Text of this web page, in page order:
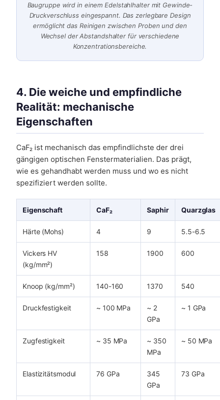
Baugruppe wird in einem Edelstahlhalter mit Gewinde-
Druckverschluss eingespannt. Das zerlegbare Design
ermöglicht das Reinigen zwischen Proben und den
Wechsel der Abstandshalter für verschiedene
Konzentrationsbereiche.
4. Die weiche und empfindliche
Realität: mechanische
Eigenschaften
CaF₂ ist mechanisch das empfindlichste der drei
gängigen optischen Fenstermaterialien. Das prägt,
wie es gehandhabt werden muss und wo es nicht
spezifiziert werden sollte.
Eigenschaft CaF₂ Saphir Quarzglas
Härte (Mohs) 4 9 5.5-6.5
Vickers HV
(kg/mm²)
158 1900 600
Knoop (kg/mm²) 140-160 1370 540
Druckfestigkeit ~ 100 MPa
~ 2
GPa
~ 1 GPa
Zugfestigkeit ~ 35 MPa
~ 350
MPa
~ 50 MPa
Elastizitätsmodul 76 GPa
345
GPa
73 GPa